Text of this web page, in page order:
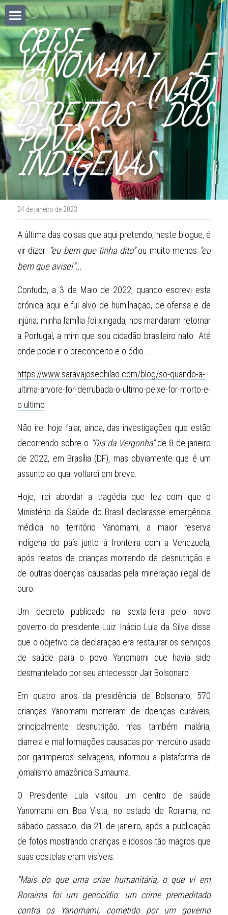
home
As minhas crónicas
José Góis Chilão
Facebook
POWERED BY
CRISE
YANOMAMI E
OS (NÃO)
DIREITOS DOS
POVOS
INDÍGENAS
24 de janeiro de 2023
A última das coisas que aqui pretendo, neste blogue, é
vir dizer: “eu bem que tinha dito” ou muito menos “eu
bem que avisei”...
Contudo, a 3 de Maio de 2022, quando escrevi esta
crónica aqui e fui alvo de humilhação, de ofensa e de
injúria; minha família foi xingada, nos mandaram retornar
a Portugal, a mim que sou cidadão brasileiro nato. Até
onde pode ir o preconceito e o ódio...
https://www.saravajosechilao.com/blog/so-quando-a-
ultima-arvore-for-derrubada-o-ultimo-peixe-for-morto-e-
o ultimo
Não irei hoje falar, ainda, das investigações que estão
decorrendo sobre o “Dia da Vergonha” de 8 de janeiro
de 2022, em Brasília (DF), mas obviamente que é um
assunto ao qual voltarei em breve.
Hoje, irei abordar a tragédia que fez com que o
Ministério da Saúde do Brasil declarasse emergência
médica no território Yanomami, a maior reserva
indígena do país junto à fronteira com a Venezuela,
após relatos de crianças morrendo de desnutrição e
de outras doenças causadas pela mineração ilegal de
ouro.
Um decreto publicado na sexta-feira pelo novo
governo do presidente Luiz Inácio Lula da Silva disse
que o objetivo da declaração era restaurar os serviços
de saúde para o povo Yanomami que havia sido
desmantelado por seu antecessor Jair Bolsonaro.
Em quatro anos da presidência de Bolsonaro, 570
crianças Yanomami morreram de doenças curáveis,
principalmente desnutrição, mas também malária,
diarreia e mal formações causadas por mercúrio usado
por garimpeiros selvagens, informou a plataforma de
jornalismo amazônica Sumauma.
O Presidente Lula visitou um centro de saúde
Yanomami em Boa Vista, no estado de Roraima, no
sábado passado, dia 21 de janeiro, após a publicação
de fotos mostrando crianças e idosos tão magros que
suas costelas eram visíveis.
“Mais do que uma crise humanitária, o que vi em
Roraima foi um genocídio: um crime premeditado
contra os Yanomami, cometido por um governo